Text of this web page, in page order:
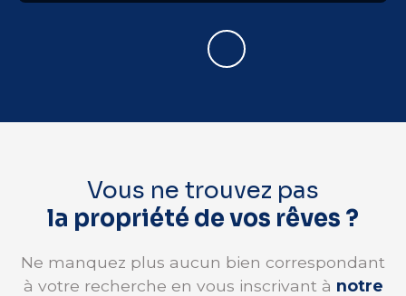
Vous ne trouvez pas
la propriété de vos rêves ?
Ne manquez plus aucun bien correspondant
à votre recherche en vous inscrivant à notre